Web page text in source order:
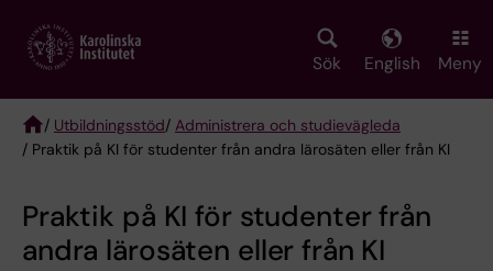
main
Sök English Meny
Breadcrumb
/ Utbildningsstöd/ Administrera och studievägleda
/ Praktik på KI för studenter från andra lärosäten eller från KI
Praktik på KI för studenter från
andra lärosäten eller från KI